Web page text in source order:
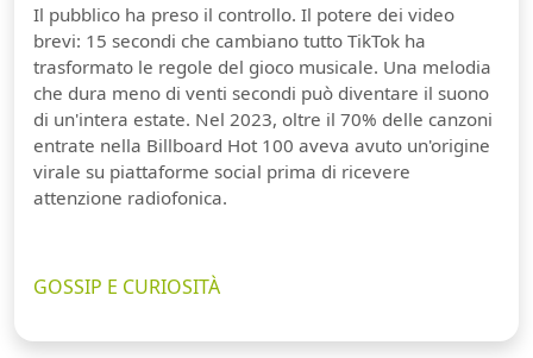
Il pubblico ha preso il controllo. Il potere dei video
brevi: 15 secondi che cambiano tutto TikTok ha
trasformato le regole del gioco musicale. Una melodia
che dura meno di venti secondi può diventare il suono
di un'intera estate. Nel 2023, oltre il 70% delle canzoni
entrate nella Billboard Hot 100 aveva avuto un'origine
virale su piattaforme social prima di ricevere
attenzione radiofonica.
GOSSIP E CURIOSITÀ